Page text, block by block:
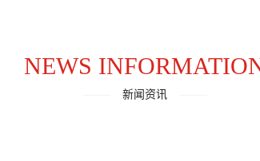
NEWS
新闻资讯